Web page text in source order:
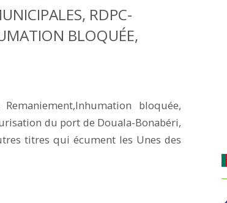
RDPC-
BLOQUÉE,
bloquée,
du port de Douala-Bonabéri,
titres qui écument les Unes des